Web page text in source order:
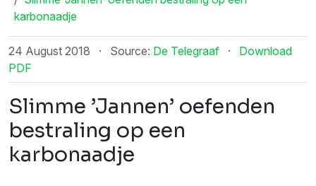
karbonaadje
24 August 2018 · Source: De Telegraaf ·
Download
PDF
Slimme ’Jannen’ oefenden
bestraling op een
karbonaadje